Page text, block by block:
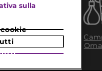
Gratuita
in 24/48H
sulla